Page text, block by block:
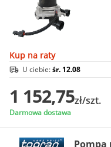
Kup na raty
U ciebie:śr. 12.08
1 152,75zł/szt.
Darmowa dostawa
Pompa